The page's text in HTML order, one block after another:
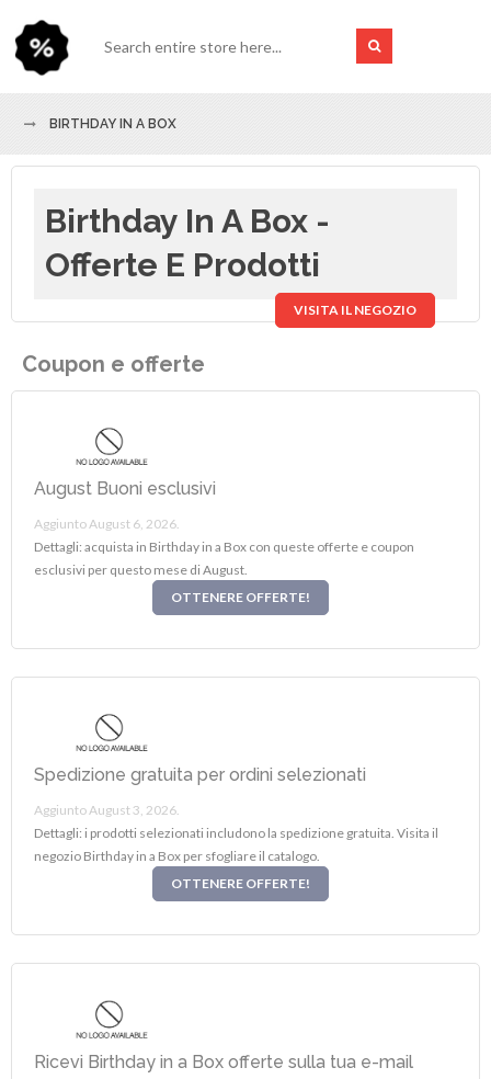
BIRTHDAY IN A BOX
Birthday In A Box -
Offerte E Prodotti
VISITA IL NEGOZIO
Coupon e offerte
August Buoni esclusivi
Aggiunto August 6, 2026.
Dettagli: acquista in Birthday in a Box con queste offerte e coupon
esclusivi per questo mese di August.
OTTENERE OFFERTE!
Spedizione gratuita per ordini selezionati
Aggiunto August 3, 2026.
Dettagli: i prodotti selezionati includono la spedizione gratuita. Visita il
negozio Birthday in a Box per sfogliare il catalogo.
OTTENERE OFFERTE!
Ricevi Birthday in a Box offerte sulla tua e-mail